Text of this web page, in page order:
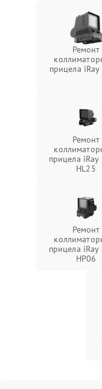
Ремонт
прицела iRay
Ремонт
прицела iRay
HL25
Ремонт
прицела iRay
HP06